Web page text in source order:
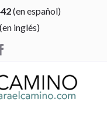
(en español)
(en inglés)